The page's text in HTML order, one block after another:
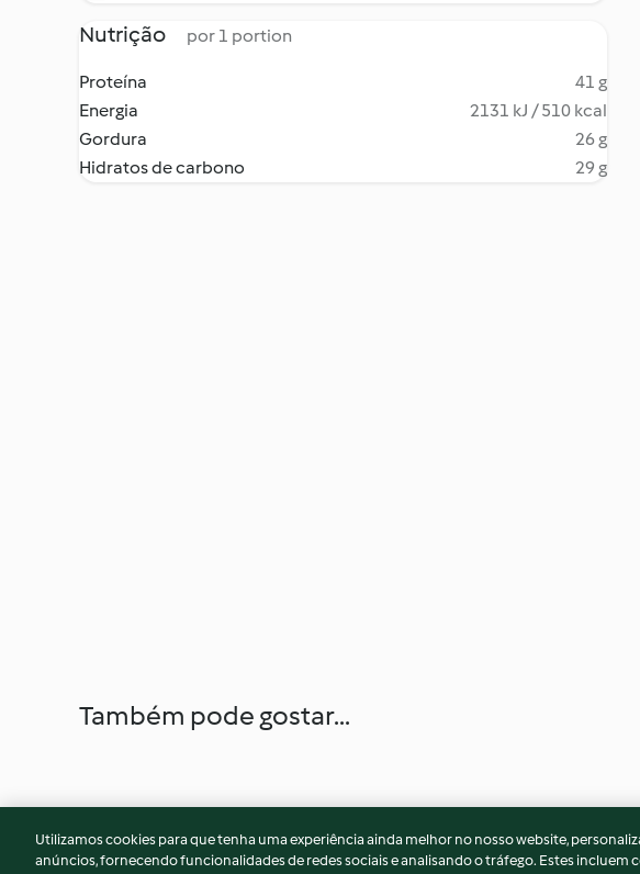
Nutrição por 1 portion
Proteína
41 g
Energia
2131 kJ / 510 kcal
Gordura
26 g
Hidratos de carbono
29 g
Também pode gostar...
Utilizamos cookies para que tenha uma experiência ainda melhor no nosso website,
anúncios, fornecendo funcionalidades de redes sociais e analisando o tráfego. Estes incluem